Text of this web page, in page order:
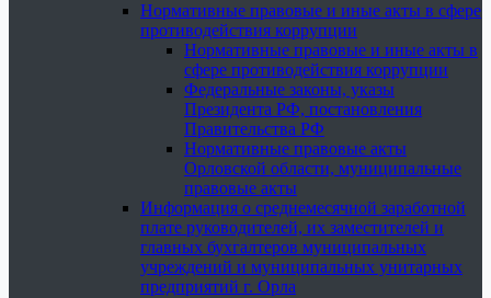
Нормативные правовые и иные акты в сфере
противодействия коррупции
Нормативные правовые и иные акты в
сфере противодействия коррупции
Федеральные законы, указы
Президента РФ, постановления
Правительства РФ
Нормативные правовые акты
Орловской области, муниципальные
правовые акты
Информация о среднемесячной заработной
плате руководителей, их заместителей и
главных бухгалтеров муниципальных
учреждений и муниципальных унитарных
предприятий г. Орла